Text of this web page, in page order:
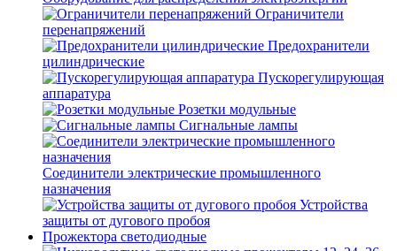
Ограничители
перенапряжений
Предохранители
цилиндрические
Пускорегулирующая
аппаратура
Розетки модульные
Сигнальные лампы
Соединители электрические промышленного
назначения
Устройства
защиты от дугового пробоя
Прожектора светодиодные